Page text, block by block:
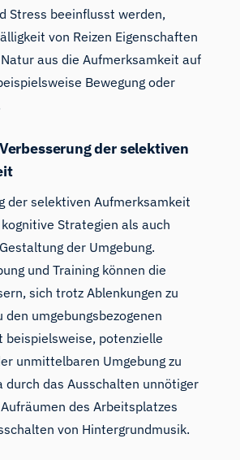
Stress beeinflusst werden,
von Reizen Eigenschaften
aus die Aufmerksamkeit auf
Bewegung oder
der selektiven
der selektiven Aufmerksamkeit
Strategien als auch
der Umgebung.
und Training können die
sich trotz Ablenkungen zu
den umgebungsbezogenen
beispielsweise, potenzielle
unmittelbaren Umgebung zu
durch das Ausschalten unnötiger
des Arbeitsplatzes
von Hintergrundmusik.